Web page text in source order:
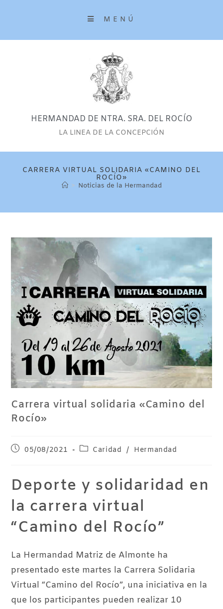
MENÚ
HERMANDAD DE NTRA. SRA. DEL ROCÍO
LA LINEA DE LA CONCEPCIÓN
CARRERA VIRTUAL SOLIDARIA «CAMINO DEL
ROCÍO»
> Noticias de la Hermandad
Carrera virtual solidaria «Camino del
Rocío»
05/08/2021 Caridad / Hermandad
Deporte y solidaridad en
la carrera virtual
“Camino del Rocío”
La Hermandad Matriz de Almonte ha
presentado este martes la Carrera Solidaria
Virtual “Camino del Rocío”, una iniciativa en la
que los participantes pueden realizar 10